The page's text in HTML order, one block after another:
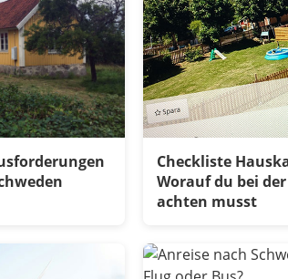
Checkliste
Worauf du bei
achten musst